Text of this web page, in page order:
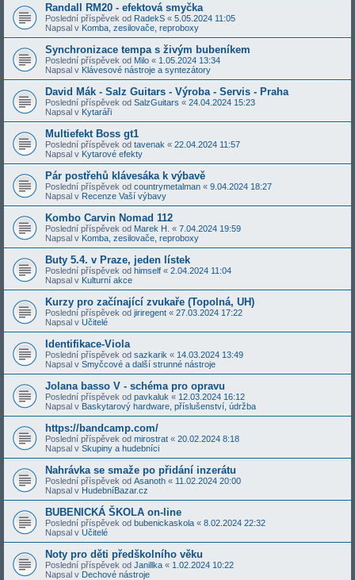
Randall RM20 - efektová smyčka
Poslední příspěvek od RadekS « 5.05.2024 11:05
Napsal v Komba, zesilovače, reproboxy
Synchronizace tempa s živým bubeníkem
Poslední příspěvek od Milo « 1.05.2024 13:34
Napsal v Klávesové nástroje a syntezátory
David Mák - Salz Guitars - Výroba - Servis - Praha
Poslední příspěvek od SalzGuitars « 24.04.2024 15:23
Napsal v Kytaráři
Multiefekt Boss gt1
Poslední příspěvek od tavenak « 22.04.2024 11:57
Napsal v Kytarové efekty
Pár postřehů klávesáka k výbavě
Poslední příspěvek od countrymetalman « 9.04.2024 18:27
Napsal v Recenze Vaší výbavy
Kombo Carvin Nomad 112
Poslední příspěvek od Marek H. « 7.04.2024 19:59
Napsal v Komba, zesilovače, reproboxy
Buty 5.4. v Praze, jeden lístek
Poslední příspěvek od himself « 2.04.2024 11:04
Napsal v Kulturní akce
Kurzy pro začínající zvukaře (Topolná, UH)
Poslední příspěvek od jiriregent « 27.03.2024 17:22
Napsal v Učitelé
Identifikace-Viola
Poslední příspěvek od sazkarik « 14.03.2024 13:49
Napsal v Smyčcové a další strunné nástroje
Jolana basso V - schéma pro opravu
Poslední příspěvek od pavkaluk « 12.03.2024 16:12
Napsal v Baskytarový hardware, příslušenství, údržba
https://bandcamp.com/
Poslední příspěvek od mirostrat « 20.02.2024 8:18
Napsal v Skupiny a hudebníci
Nahrávka se smaže po přidání inzerátu
Poslední příspěvek od Asanoth « 11.02.2024 20:00
Napsal v HudebníBazar.cz
BUBENICKÁ ŠKOLA on-line
Poslední příspěvek od bubenickaskola « 8.02.2024 22:32
Napsal v Učitelé
Noty pro děti předškolního věku
Poslední příspěvek od Janillka « 1.02.2024 10:22
Napsal v Dechové nástroje